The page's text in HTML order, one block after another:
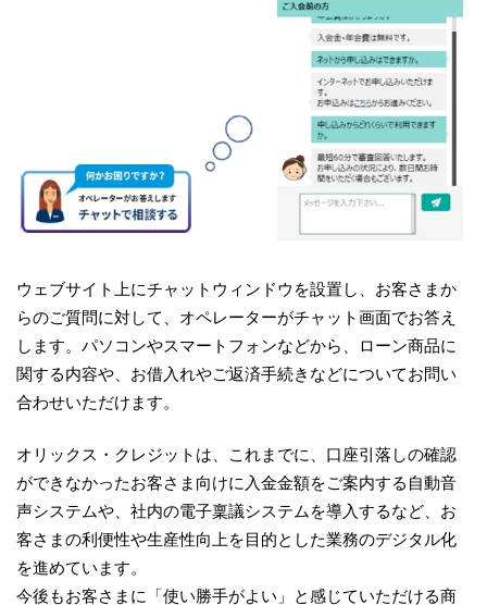
ウェブサイト上にチャットウィンドウを設置し、お客さまか
らのご質問に対して、オペレーターがチャット画面でお答え
します。パソコンやスマートフォンなどから、ローン商品に
関する内容や、お借入れやご返済手続きなどについてお問い
合わせいただけます。
オリックス・クレジットは、これまでに、口座引落しの確認
ができなかったお客さま向けに入金金額をご案内する自動音
声システムや、社内の電子稟議システムを導入するなど、お
客さまの利便性や生産性向上を目的とした業務のデジタル化
を進めています。
今後もお客さまに「使い勝手がよい」と感じていただける商